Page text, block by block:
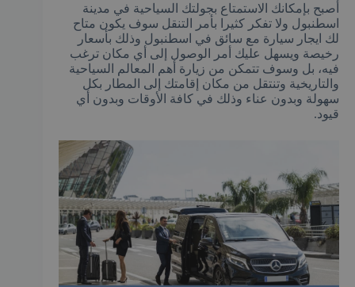
أصبح بإمكانك الاستمتاع بجولتك السياحية في مدينة
اسطنبول ولا تفكر كثيرا بأمر التنقل سوف يكون متاح
لك ايجار سيارة مع سائق في اسطنبول وذلك بأسعار
رخيصة ويسهل عليك أمر الوصول إلى أي مكان ترغب
فيه، بل وسوف تتمكن من زيارة أهم المعالم السياحية
والتاريخية وتنتقل من مكان إقامتك إلى المطار بكل
سهولة وبدون عناء وذلك في كافة الأوقات وبدون أي
قيود.